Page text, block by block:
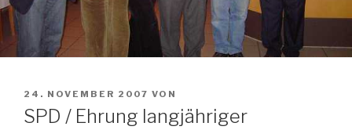
VERÖFFENTLICHT
AM
24. NOVEMBER 2007 VON
SPD / Ehrung langjähriger